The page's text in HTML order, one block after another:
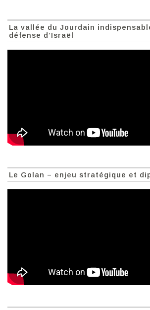
La vallée du Jourdain
défense d’Israël
Le Golan – enjeu stratégique et